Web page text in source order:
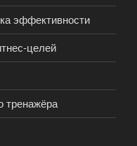
эффективности
целей
тренажёра